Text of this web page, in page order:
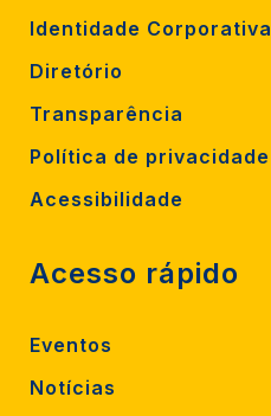
Identidade Corporativa
Diretório
Transparência
Política de privacidade
Acessibilidade
Acesso rápido
Eventos
Notícias